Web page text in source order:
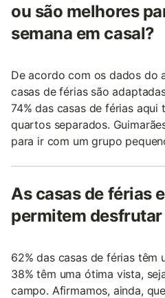
ou são melhores
semana em casal?
De acordo com os dados do
casas de férias são
74% das casas de férias aqui
quartos separados.
para ir com um grupo
As casas de férias
permitem
62% das casas de férias têm
38% têm uma ótima vista,
campo. Afirmamos, ainda,